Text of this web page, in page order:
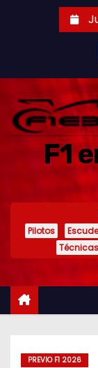
i
F1
Pilotos
Técnicas
PREVIO F1 2026